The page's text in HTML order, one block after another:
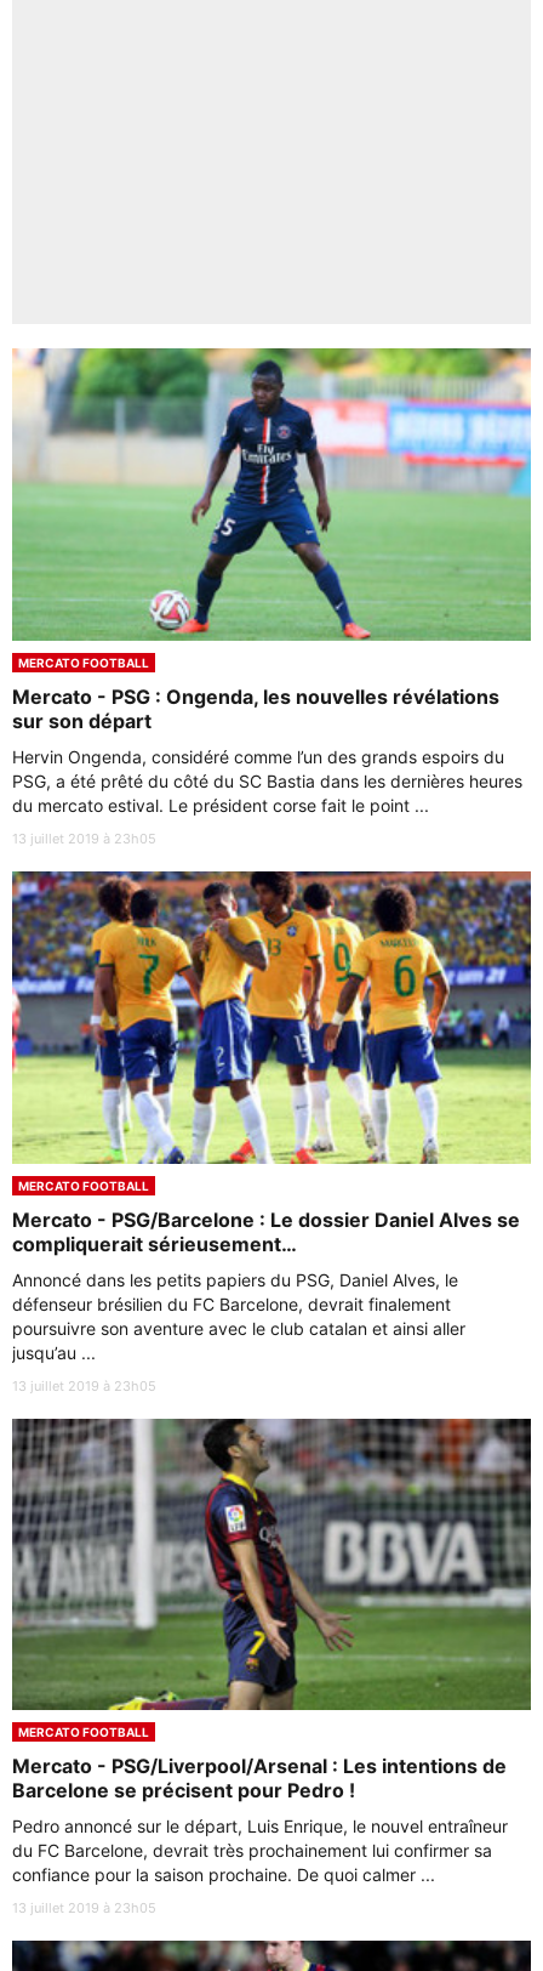
MERCATO FOOTBALL
Mercato - PSG : Ongenda, les nouvelles révélations
sur son départ
Hervin Ongenda, considéré comme l’un des grands espoirs du
PSG, a été prêté du côté du SC Bastia dans les dernières heures
du mercato estival. Le président corse fait le point ...
13 juillet 2019 à 23h05
MERCATO FOOTBALL
Mercato - PSG/Barcelone : Le dossier Daniel Alves se
compliquerait sérieusement…
Annoncé dans les petits papiers du PSG, Daniel Alves, le
défenseur brésilien du FC Barcelone, devrait finalement
poursuivre son aventure avec le club catalan et ainsi aller
jusqu’au ...
13 juillet 2019 à 23h05
MERCATO FOOTBALL
Mercato - PSG/Liverpool/Arsenal : Les intentions de
Barcelone se précisent pour Pedro !
Pedro annoncé sur le départ, Luis Enrique, le nouvel entraîneur
du FC Barcelone, devrait très prochainement lui confirmer sa
confiance pour la saison prochaine. De quoi calmer ...
13 juillet 2019 à 23h05